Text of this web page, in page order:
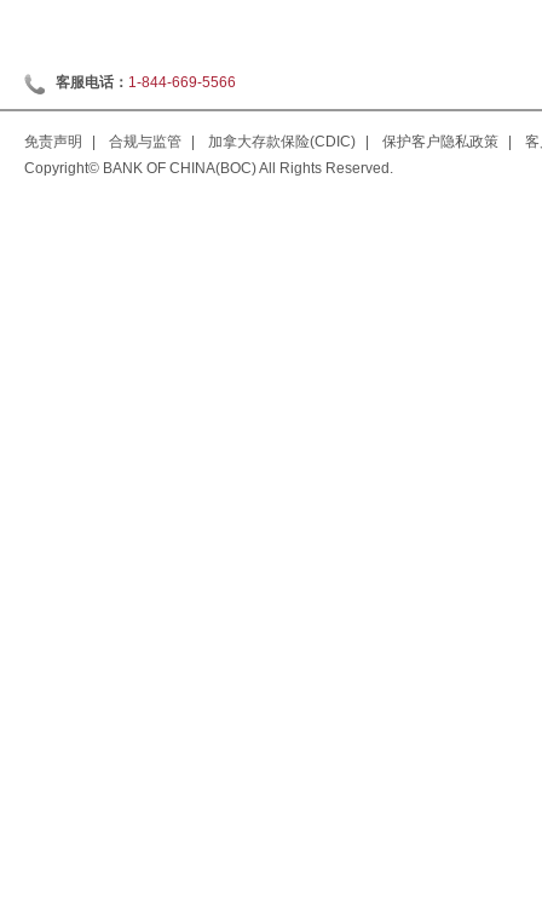
客服电话： 1-844-669-5566
免责声明 合规与监管 加拿大存款保险(CDIC) 保护客户隐私政策
Copyright© BANK OF CHINA(BOC) All Rights Reserved.